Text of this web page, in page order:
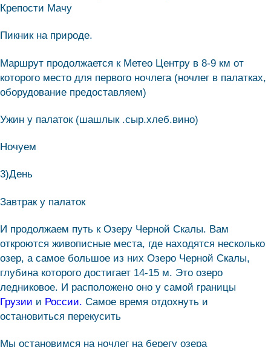
Крепости Мачу
Пикник на природе.
Маршрут продолжается к Метео Центру в 8-9 км от
которого место для первого ночлега (ночлег в палатках,
оборудование предоставляем)
Ужин у палаток (шашлык .сыр.хлеб.вино)
Ночуем
3)День
Завтрак у палаток
И продолжаем путь к Озеру Черной Скалы. Вам
откроются живописные места, где находятся несколько
озер, а самое большое из них Озеро Черной Скалы,
глубина которого достигает 14-15 м. Это озеро
ледниковое. И расположено оно у самой границы
Грузии и России. Самое время отдохнуть и
остановиться перекусить
Мы остановимся на ночлег на берегу озера